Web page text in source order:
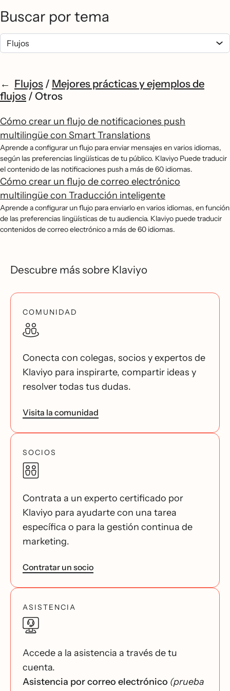
Buscar por tema
Flujos / Mejores prácticas y ejemplos de
flujos / Otros
Cómo crear un flujo de notificaciones push
multilingüe con Smart Translations
Aprende a configurar un flujo para enviar mensajes en varios idiomas,
según las preferencias lingüísticas de tu público. Klaviyo Puede traducir
el contenido de las notificaciones push a más de 60 idiomas.
Cómo crear un flujo de correo electrónico
multilingüe con Traducción inteligente
Aprende a configurar un flujo para enviarlo en varios idiomas, en función
de las preferencias lingüísticas de tu audiencia. Klaviyo puede traducir
contenidos de correo electrónico a más de 60 idiomas.
Descubre más sobre Klaviyo
COMUNIDAD
Conecta con colegas, socios y expertos de
Klaviyo para inspirarte, compartir ideas y
resolver todas tus dudas.
Visita la comunidad
SOCIOS
Contrata a un experto certificado por
Klaviyo para ayudarte con una tarea
específica o para la gestión continua de
marketing.
Contratar un socio
ASISTENCIA
Accede a la asistencia a través de tu
cuenta.
Asistencia por correo electrónico (prueba